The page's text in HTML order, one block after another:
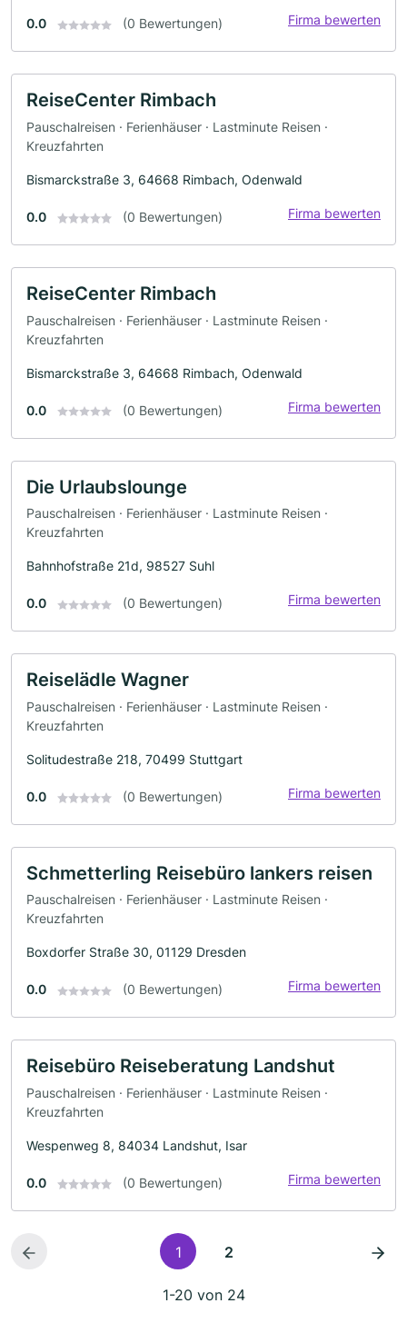
0.0 (0 Bewertungen) Firma bewerten
ReiseCenter Rimbach
Pauschalreisen · Ferienhäuser · Lastminute Reisen ·
Kreuzfahrten
Bismarckstraße 3, 64668 Rimbach, Odenwald
0.0 (0 Bewertungen) Firma bewerten
ReiseCenter Rimbach
Pauschalreisen · Ferienhäuser · Lastminute Reisen ·
Kreuzfahrten
Bismarckstraße 3, 64668 Rimbach, Odenwald
0.0 (0 Bewertungen) Firma bewerten
Die Urlaubslounge
Pauschalreisen · Ferienhäuser · Lastminute Reisen ·
Kreuzfahrten
Bahnhofstraße 21d, 98527 Suhl
0.0 (0 Bewertungen) Firma bewerten
Reiselädle Wagner
Pauschalreisen · Ferienhäuser · Lastminute Reisen ·
Kreuzfahrten
Solitudestraße 218, 70499 Stuttgart
0.0 (0 Bewertungen) Firma bewerten
Schmetterling Reisebüro lankers reisen
Pauschalreisen · Ferienhäuser · Lastminute Reisen ·
Kreuzfahrten
Boxdorfer Straße 30, 01129 Dresden
0.0 (0 Bewertungen) Firma bewerten
Reisebüro Reiseberatung Landshut
Pauschalreisen · Ferienhäuser · Lastminute Reisen ·
Kreuzfahrten
Wespenweg 8, 84034 Landshut, Isar
0.0 (0 Bewertungen) Firma bewerten
1 2
1-20 von 24